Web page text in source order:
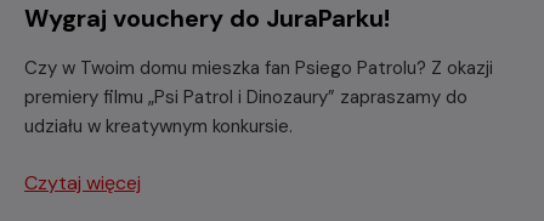
Wygraj vouchery do JuraParku!
Czy w Twoim domu mieszka fan Psiego Patrolu? Z okazji
premiery filmu „Psi Patrol i Dinozaury” zapraszamy do
udziału w kreatywnym konkursie.
Czytaj więcej